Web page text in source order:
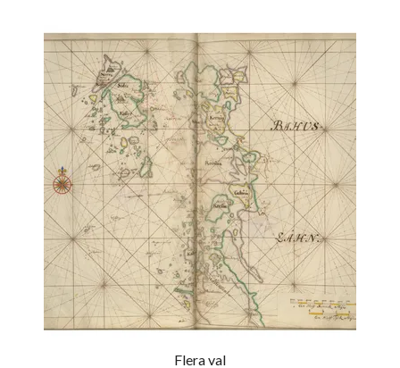
Flera val